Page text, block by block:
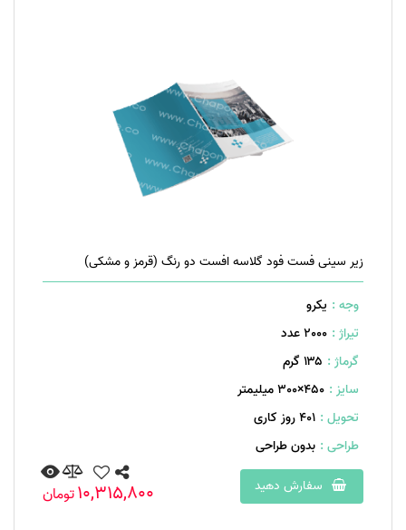
زیر سینی فست فود گلاسه افست دو رنگ (قرمز و مشکی)
وجه : یکرو
تیراژ : 2000 عدد
گرماژ : ۱۳۵ گرم
سایز : 450×300 میلیمتر
تحویل : 401 روز کاری
طراحی : بدون طراحی
سفارش دهید
10,315,800تومان